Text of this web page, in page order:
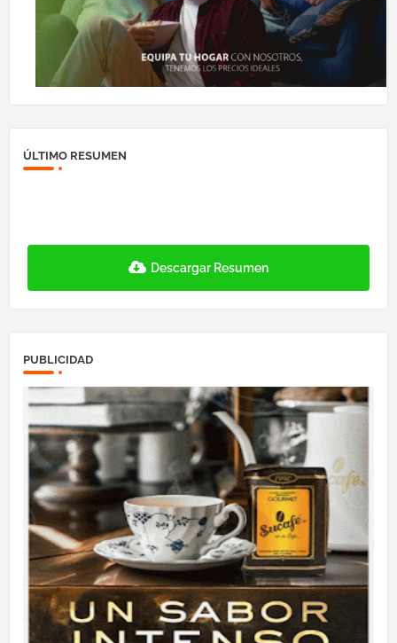
ÚLTIMO RESUMEN
Descargar Resumen
PUBLICIDAD